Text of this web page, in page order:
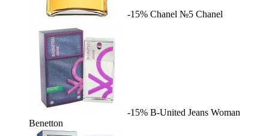
-15% Chanel №5 Chanel
-15% B-United Jeans Woman
Benetton